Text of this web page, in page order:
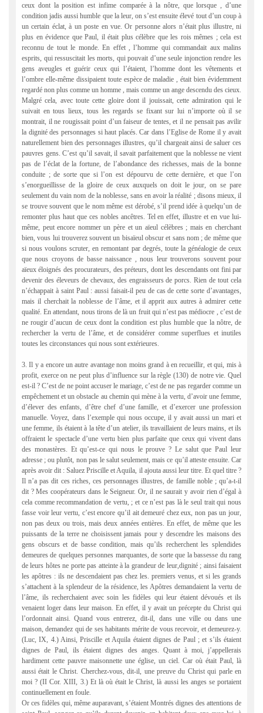
ceux dont la position est infime comparée à la nôtre, que lorsque , d’une
condition jadis aussi humble que la leur, on s’est ensuite élevé tout d’un coup à
un certain éclat, à un poste en vue. Or personne alors n’était plus illustre, ni
plus en évidence que Paul, il était plus célèbre que les rois mêmes ; cela est
reconnu de tout le monde. En effet , l’homme qui commandait aux malins
esprits, qui ressuscitait les morts, qui pouvait d’une seule injonction rendre les
gens aveugles et guérir ceux qui l’étaient, l’homme dont les vêtements et
l’ombre elle-même dissipaient toute espèce de maladie , était bien évidemment
regardé non plus comme un homme , mais comme un ange descendu des cieux.
Malgré cela, avec toute cette gloire dont il jouissait, cette admiration qui le
suivait en tous lieux, tous les regards se fixant sur lui n’importe où il se
montrait, il ne rougissait point d’un faiseur de tentes, et il ne pensait pas avilir
la dignité des personnages si haut placés. Car dans l’Eglise de Rome il y avait
naturellement bien des personnages illustres, qu’il chargeait ainsi de saluer ces
pauvres gens. C’est qu’il savait, il savait parfaitement que la noblesse ne vient
pas de l’éclat de la fortune, de l’abondance des richesses, mais de la bonne
conduite ; de sorte que si l’on est dépourvu de cette dernière, et que l’on
s’enorgueillisse de la gloire de ceux auxquels on doit le jour, on se pare
seulement du vain nom de la noblesse, sans en avoir la réalité ; disons mieux, il
se trouve souvent que le nom même est dérobé, s’il prend idée à quelqu’un de
remonter plus haut que ces nobles ancêtres. Tel en effet, illustre et en vue lui-
même, peut encore nommer un père et un aïeul célèbres ; mais en cherchant
bien, vous lui trouverez souvent un bisaïeul obscur et sans nom ; de même que
si nous voulons scruter, en remontant par degrés, toute la généalogie de ceux
que nous croyons de basse naissance , nous leur trouverons souvent pour
aïeux éloignés des procurateurs, des préteurs, dont les descendants ont fini par
devenir des éleveurs de chevaux, des engraisseurs de porcs. Rien de tout cela
n’échappait à saint Paul : aussi faisait-il peu de cas de cette sorte d’avantages,
mais il cherchait la noblesse de l’âme, et il apprit aux autres à admirer cette
qualité. En attendant, nous tirons de là un fruit qui n’est pas médiocre , c’est de
ne rougir d’aucun de ceux dont la condition est plus humble que la nôtre, de
rechercher la vertu de l’âme, et de considérer comme superflues et inutiles
toutes les circonstances qui nous sont extérieures.
3. Il y a encore un autre avantage non moins grand à en recueillir, et qui, mis à
profit, exerce on ne peut plus d’influence sur la règle (130) de notre vie. Quel
est-il ? C’est de ne point accuser le mariage, c’est de ne pas regarder comme un
empêchement et un obstacle au chemin qui mène à la vertu, d’avoir une femme,
d’élever des enfants, d’être chef d’une famille, et d’exercer une profession
manuelle. Voyez, dans l’exemple qui nous occupe, il y avait aussi un mari et
une femme, ils étaient à la tête d’un atelier, ils travaillaient de leurs mains, et ils
offraient le spectacle d’une vertu bien plus parfaite que ceux qui vivent dans
des monastères. Et qu’est-ce qui nous le prouve ? Le salut que Paul leur
adresse ; ou plutôt, non pas le salut seulement, mais ce qu’il atteste ensuite. Car
après avoir dit : Saluez Priscille et Aquila, il ajouta aussi leur titre. Et quel titre ?
Il n’a pas dit ces riches, ces personnages illustres, de famille noble ; qu’a-t-il
dit ? Mes coopérateurs dans le Seigneur. Or, il ne saurait y avoir rien d’égal à
cela comme recommandation de vertu, ; et ce n’est pas là le seul trait qui nous
fasse voir leur vertu, c’est encore qu’il ait demeuré chez eux, non pas un jour,
non pas deux ou trois, mais deux années entières. En effet, de même que les
puissants de la terre ne choisissent jamais pour y descendre les maisons des
gens obscurs et de basse condition, mais qu’ils recherchent les splendides
demeures de quelques personnes marquantes, de sorte que la bassesse du rang
de leurs hôtes ne porte pas atteinte à la grandeur de leur,dignité ; ainsi faisaient
les apôtres : ils ne descendaient pas chez les. premiers venus, et si les grands
s’attachent à la splendeur de la résidence, les Apôtres demandaient la vertu de
l’âme, ils recherchaient avec soin les fidèles qui leur étaient dévoués et ils
venaient loger dans leur maison. En effet, il y avait un précepte du Christ qui
l’ordonnait ainsi. Quand vous entrerez, dit-il, dans une ville ou dans une
maison, demandez qui de ses habitants mérite de vous recevoir, et demeurez-y.
(Luc, IX, 4.) Ainsi, Priscille et Aquila étaient dignes de Paul ; et s’ils étaient
dignes de Paul, ils étaient dignes des anges. Quant à moi, j’appellerais
hardiment cette pauvre maisonnette une église, un ciel. Car où était Paul, là
aussi était le Christ. Cherchez-vous, dit-il, une preuve du Christ qui parle en
moi ? (II Cor. XIII, 3.) Et là où était le Christ, là aussi les anges se portaient
continuellement en foule.
Or ces fidèles qui, même auparavant, s’étaient Montrés dignes des attentions de